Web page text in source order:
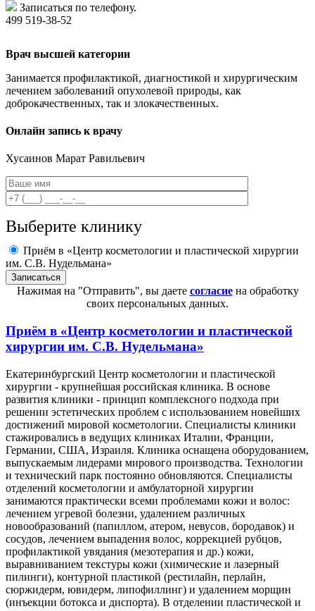
Записаться по телефону.
499 519-38-52
Врач высшей категории
Занимается профилактикой, диагностикой и хирургическим
лечением заболеваний опухолевой природы, как
доброкачественных, так и злокачественных.
Онлайн запись к врачу
Хусаинов Марат Равильевич
Выберите клинику
Приём в «Центр косметологии и пластической хирургии
им. С.В. Нудельмана»
Нажимая на "Отправить", вы даете согласиена обработку
своих персональных данных.
Приём в «Центр косметологии и пластической
хирургии им. С.В. Нудельмана»
Екатеринбургский Центр косметологии и пластической
хирургии - крупнейшая российская клиника. В основе
развития клиники - принцип комплексного подхода при
решении эстетических проблем с использованием новейших
достижений мировой косметологии. Специалисты клиники
стажировались в ведущих клиниках Италии, Франции,
Германии, США, Израиля. Клиника оснащена оборудованием,
выпускаемым лидерами мирового производства. Технологии
и технический парк постоянно обновляются. Специалисты
отделений косметологии и амбулаторной хирургии
занимаются практически всеми проблемами кожи и волос:
лечением угревой болезни, удалением различных
новообразований (папиллом, атером, невусов, бородавок) и
сосудов, лечением выпадения волос, коррекцией рубцов,
профилактикой увядания (мезотерапия и др.) кожи,
выравниванием текстуры кожи (химические и лазерный
пилинги), контурной пластикой (рестилайн, перлайн,
сюржидерм, ювидерм, липофиллинг) и удалением морщин
(инъекции ботокса и диспорта). В отделении пластической и